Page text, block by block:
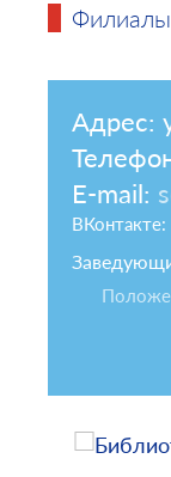
Адрес:
E-mail:
ВКонтакте: